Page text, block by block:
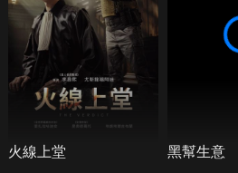
火線上堂 黑幫生意